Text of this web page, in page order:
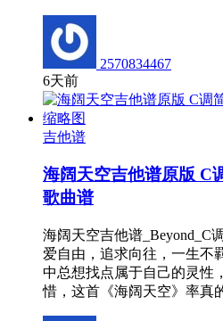
2570834467
6天前
吉他谱
海阔天空吉他谱原版 C
歌曲谱
海阔天空吉他谱_Beyond_C
爱自由，追求向往，一生不
中总想找点属于自己的灵性
惜，这首《海阔天空》率真